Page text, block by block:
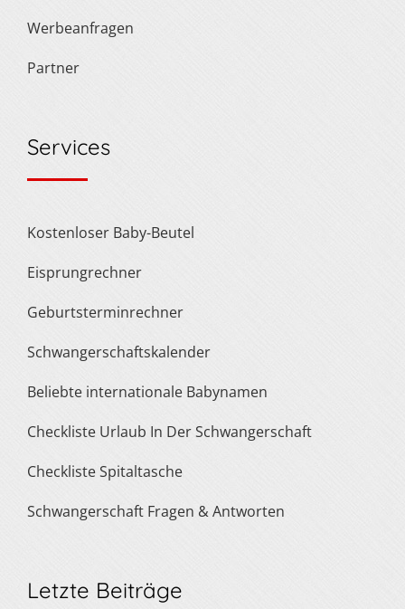
Werbeanfragen
Partner
Services
Kostenloser Baby-Beutel
Eisprungrechner
Geburtsterminrechner
Schwangerschaftskalender
Beliebte internationale Babynamen
Checkliste Urlaub In Der Schwangerschaft
Checkliste Spitaltasche
Schwangerschaft Fragen & Antworten
Letzte Beiträge